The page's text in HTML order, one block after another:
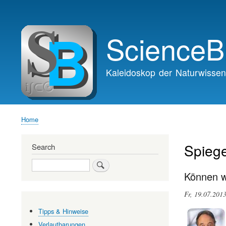
navigation
Kaleidoskop der
Home
Können
Fr,
Search
Search
Tipps & Hinweise
Verlautbarungen